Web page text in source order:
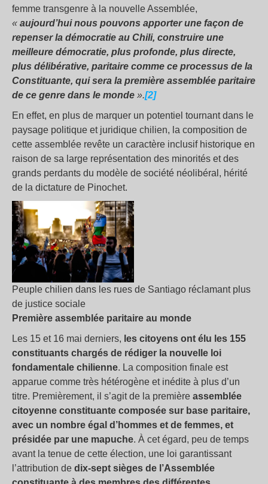
femme transgenre à la nouvelle Assemblée,
« aujourd’hui nous pouvons apporter une façon de
repenser la démocratie au Chili, construire une
meilleure démocratie, plus profonde, plus directe,
plus délibérative, paritaire comme ce processus de la
Constituante, qui sera la première assemblée paritaire
de ce genre dans le monde ».[2]
En effet, en plus de marquer un potentiel tournant dans le
paysage politique et juridique chilien, la composition de
cette assemblée revête un caractère inclusif historique en
raison de sa large représentation des minorités et des
grands perdants du modèle de société néolibéral, hérité
de la dictature de Pinochet.
Peuple chilien dans les rues de Santiago réclamant plus
de justice sociale
Première assemblée paritaire au monde
Les 15 et 16 mai derniers, les citoyens ont élu les 155
constituants chargés de rédiger la nouvelle loi
fondamentale chilienne. La composition finale est
apparue comme très hétérogène et inédite à plus d’un
titre. Premièrement, il s’agit de la première assemblée
citoyenne constituante composée sur base paritaire,
avec un nombre égal d’hommes et de femmes, et
présidée par une mapuche. À cet égard, peu de temps
avant la tenue de cette élection, une loi garantissant
l’attribution de dix-sept sièges de l’Assemblée